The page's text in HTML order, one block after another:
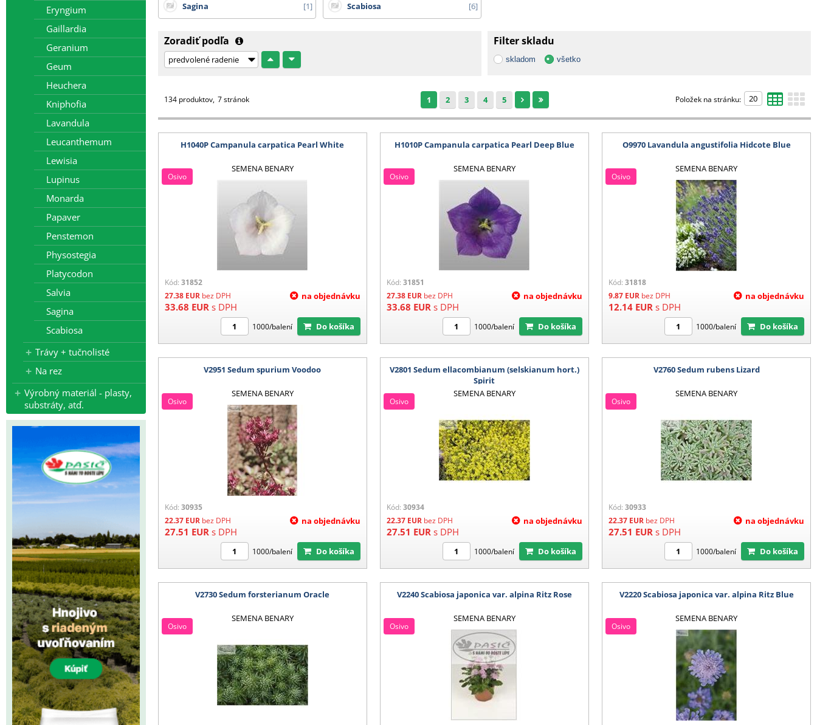
Eryngium
Gaillardia
Geranium
Geum
Heuchera
Kniphofia
Lavandula
Leucanthemum
Lewisia
Lupinus
Monarda
Papaver
Penstemon
Physostegia
Platycodon
Salvia
Sagina
Scabiosa
Trávy + tučnolisté
Na rez
Výrobný materiál - plasty,
substráty, atď.
Sagina 1 Scabiosa 6
Zoradiť podľa Filter skladu
skladom všetko
134 produktov 7 stránok 1 2 3 4 5 Položek na stránku:
H1040P Campanula carpatica Pearl White
SEMENA BENARY
Kód: 31852
27.38 EUR bez DPH
33.68 EUR s DPH
Osivo
na objednávku
1000/balení Do košíka
H1010P Campanula carpatica Pearl Deep Blue
SEMENA BENARY
Kód:31851
27.38 EUR bez DPH
33.68 EUR s DPH
Osivo
na objednávku
1000/balení Do košíka
O9970 Lavandula angustifolia Hidcote Blue
SEMENA BENARY
Kód:31818
9.87 EUR bez DPH
12.14 EUR s DPH
Osivo
na objednávku
1000/balení Do košíka
V2951 Sedum spurium Voodoo
SEMENA BENARY
Kód: 30935
22.37 EUR bez DPH
27.51 EUR s DPH
Osivo
na objednávku
1000/balení Do košíka
V2801 Sedum ellacombianum (selskianum hort.)
Spirit
SEMENA BENARY
Kód:30934
22.37 EUR bez DPH
27.51 EUR s DPH
Osivo
na objednávku
1000/balení Do košíka
V2760 Sedum rubens Lizard
SEMENA BENARY
Kód:30933
22.37 EUR bez DPH
27.51 EUR s DPH
Osivo
na objednávku
1000/balení Do košíka
V2730 Sedum forsterianum Oracle
SEMENA BENARY
Osivo
V2240 Scabiosa japonica var. alpina Ritz Rose
SEMENA BENARY
Osivo
V2220 Scabiosa japonica var. alpina Ritz Blue
SEMENA BENARY
Osivo